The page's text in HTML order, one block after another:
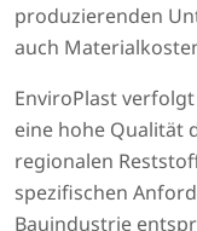
produzierenden
auch
EnviroPlast
eine hohe Qualität
regionalen
spezifischen
Bauindustrie